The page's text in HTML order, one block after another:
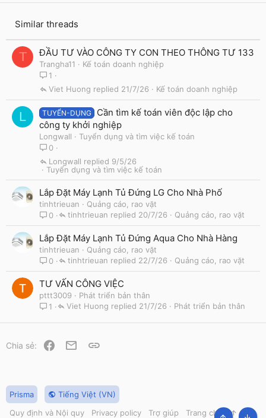
Similar threads
T ĐẦU TƯ VÀO CÔNG TY CON THEO THÔNG TƯ 133
Trangha11
Kế toán doanh nghiệp
1
Kế toán doanh nghiệp
21/7/26
Viet Huong
L TUYỂN-DỤNG
Cần tìm kế toán viên độc lập cho
công ty khởi nghiệp
Longwall
Tuyển dụng và tìm việc kế toán
0
Tuyển dụng và tìm việc kế toán
9/5/26
Longwall
Lắp Đặt Máy Lạnh Tủ Đứng LG Cho Nhà Phố
tinhtrieuan
Quảng cáo, rao vặt
0
Quảng cáo, rao vặt
20/7/26
tinhtrieuan
Lắp Đặt Máy Lạnh Tủ Đứng Aqua Cho Nhà Hàng
tinhtrieuan
Quảng cáo, rao vặt
0
Quảng cáo, rao vặt
22/7/26
tinhtrieuan
TƯ VẤN CÔNG VIỆC
pttt3009
Phát triển bản thân
1
Phát triển bản thân
21/7/26
Viet Huong
Chia sẻ: Facebook
Email
Prisma
Tiếng Việt (VN)
Quy định và Nội quy
Privacy policy Trợ giúp Trang chủ
R